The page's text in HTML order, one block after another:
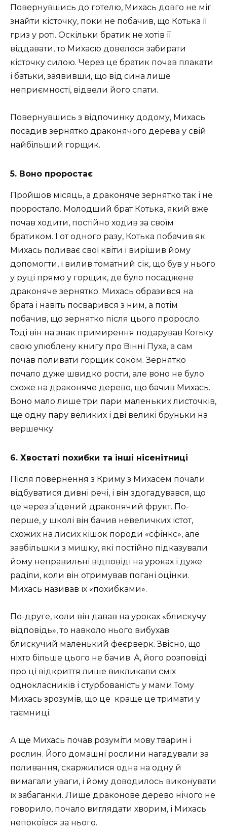
Повернувшись до готелю, Михась довго не міг
знайти кісточку, поки не побачив, що Котька її
гриз у роті. Оскільки братик не хотів її
віддавати, то Михасю довелося забирати
кісточку силою. Через це братик почав плакати
і батьки, заявивши, що від сина лише
неприємності, відвели його спати.
Повернувшись з відпочинку додому, Михась
посадив зернятко драконячого дерева у свій
найбільший горщик.
5. Воно проростає
Пройшов місяць, а драконяче зернятко так і не
проростало. Молодший брат Котька, який вже
почав ходити, постійно ходив за своїм
братиком. І от одного разу, Котька побачив як
Михась поливає свої квіти і вирішив йому
допомогти, і вилив томатний сік, що був у нього
у руці прямо у горщик, де було посаджене
драконяче зернятко. Михась образився на
брата і навіть посварився з ним, а потім
побачив, що зернятко після цього проросло.
Тоді він на знак примирення подарував Котьку
свою улюблену книгу про Вінні Пуха, а сам
почав поливати горщик соком. Зернятко
почало дуже швидко рости, але воно не було
схоже на драконяче дерево, що бачив Михась.
Воно мало лише три пари маленьких листочків,
ще одну пару великих і дві великі бруньки на
вершечку.
6. Хвостаті похибки та інші нісенітниці
Після повернення з Криму з Михасем почали
відбуватися дивні речі, і він здогадувався, що
це через зʼїдений драконячий фрукт. По-
перше, у школі він бачив невеличких істот,
схожих на лисих кішок породи «сфінкс», але
завбільшки з мишку, які постійно підказували
йому неправильні відповіді на уроках і дуже
раділи, коли він отримував погані оцінки.
Михась називав їх «похибками».
По-друге, коли він давав на уроках «блискучу
відповідь», то навколо нього вибухав
блискучий маленький феєрверк. Звісно, що
ніхто більше цього не бачив. А, його розповіді
про ці відкриття лише викликали сміх
однокласників і стурбованість у мами.Тому
Михась зрозумів, що це краще це тримати у
таємниці.
А ще Михась почав розуміти мову тварин і
рослин. Його домашні рослини нагадували за
поливання, скаржилися одна на одну й
вимагали уваги, і йому доводилось виконувати
їх забаганки. Лише драконове дерево нічого не
говорило, почало виглядати хворим, і Михась
непокоївся за нього.